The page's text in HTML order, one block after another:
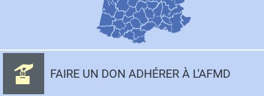
FAIRE UN DON ADHÉRER À L'AFMD